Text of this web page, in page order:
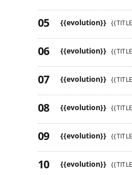
{{evolution}}
{{evolution}}
{{evolution}}
{{evolution}}
{{evolution}}
{{evolution}}